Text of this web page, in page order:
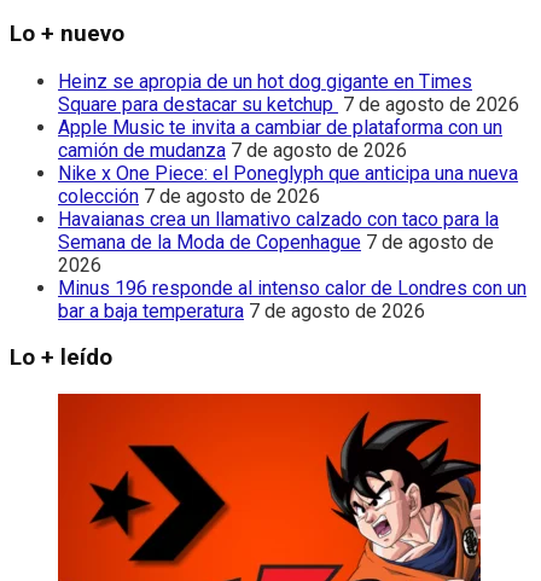
Lo + nuevo
Heinz se apropia de un hot dog gigante en Times
Square para destacar su ketchup 7 de agosto de 2026
Apple Music te invita a cambiar de plataforma con un
camión de mudanza 7 de agosto de 2026
Nike x One Piece: el Poneglyph que anticipa una nueva
colección 7 de agosto de 2026
Havaianas crea un llamativo calzado con taco para la
Semana de la Moda de Copenhague 7 de agosto de
2026
Minus 196 responde al intenso calor de Londres con un
bar a baja temperatura 7 de agosto de 2026
Lo + leído